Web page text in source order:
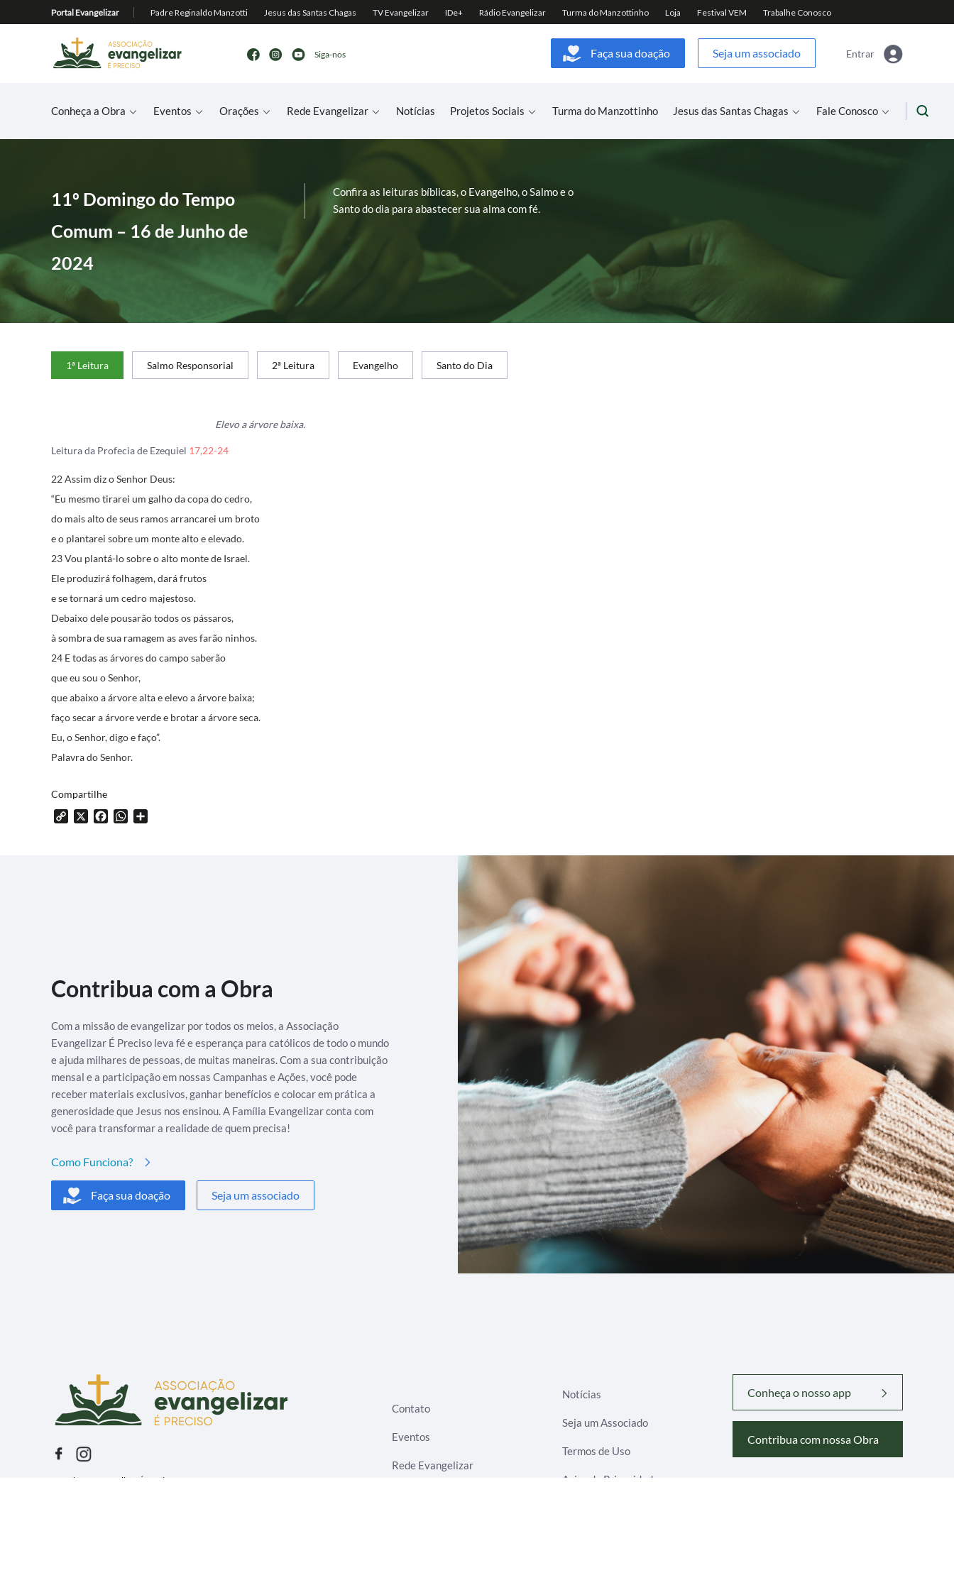
Siga-nos Faça sua doação Seja um associado Entrar
Conheça a Obra Eventos Orações Rede Evangelizar Notícias Projetos Sociais Turma do Manzottinho Jesus das Santas Chagas Fale Conosco
11º Domingo do Tempo
Comum – 16 de Junho de
2024
Confira as leituras bíblicas, o Evangelho, o Salmo e o
Santo do dia para abastecer sua alma com fé.
1ª Leitura Salmo Responsorial 2ª Leitura Evangelho Santo do Dia
Elevo a árvore baixa.
Leitura da Profecia de Ezequiel 17,22-24
22 Assim diz o Senhor Deus:
“Eu mesmo tirarei um galho da copa do cedro,
do mais alto de seus ramos arrancarei um broto
e o plantarei sobre um monte alto e elevado.
23 Vou plantá-lo sobre o alto monte de Israel.
Ele produzirá folhagem, dará frutos
e se tornará um cedro majestoso.
Debaixo dele pousarão todos os pássaros,
à sombra de sua ramagem as aves farão ninhos.
24 E todas as árvores do campo saberão
que eu sou o Senhor,
que abaixo a árvore alta e elevo a árvore baixa;
faço secar a árvore verde e brotar a árvore seca.
Eu, o Senhor, digo e faço”.
Palavra do Senhor.
Compartilhe
Copy
FacebookWhatsApp
Contribua com a Obra
Com a missão de evangelizar por todos os meios, a Associação
Evangelizar É Preciso leva fé e esperança para católicos de todo o mundo
e ajuda milhares de pessoas, de muitas maneiras. Com a sua contribuição
mensal e a participação em nossas Campanhas e Ações, você pode
receber materiais exclusivos, ganhar benefícios e colocar em prática a
generosidade que Jesus nos ensinou. A Família Evangelizar conta com
você para transformar a realidade de quem precisa!
Como Funciona?
Faça sua doação Seja um associado
Associação Evangelizar É Preciso
Contato
Eventos
Rede Evangelizar
Notícias
Seja um Associado
Termos de Uso
Aviso de Privacidade
Conheça o nosso app
Contribua com nossa Obra